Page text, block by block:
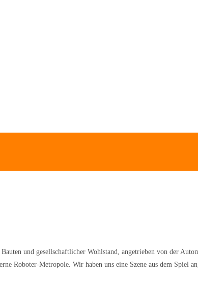
und gesellschaftlicher Wohlstand, angetrieben von der
Roboter-Metropole. Wir haben uns eine Szene aus dem Spiel